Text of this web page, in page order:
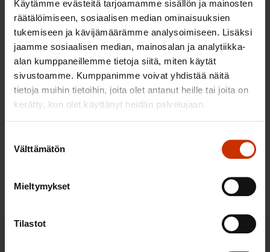
Käytämme evästeitä tarjoamamme sisällön ja mainosten
räätälöimiseen, sosiaalisen median ominaisuuksien
tukemiseen ja kävijämäärämme analysoimiseen. Lisäksi
jaamme sosiaalisen median, mainosalan ja analytiikka-
alan kumppaneillemme tietoja siitä, miten käytät
sivustoamme. Kumppanimme voivat yhdistää näitä
tietoja muihin tietoihin, joita olet antanut heille tai joita on
kerätty, kun olet käyttänyt heidän palvelujaan.
valinta
Välttämätön
Mieltymykset
Tilastot
Halpa työ, kallis hinta: ulkomaisten
työntekijöiden työperäinen
hyväksikäyttö ja sen kitkeminen -
selvityksen julkaisu